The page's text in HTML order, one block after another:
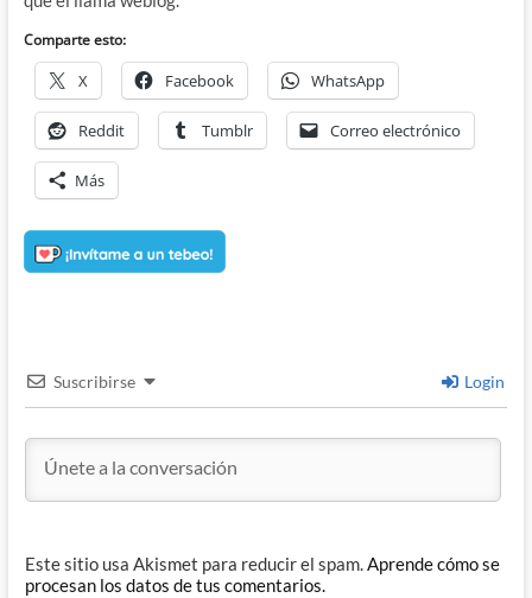
Comparte esto:
X Facebook WhatsApp
Reddit Tumblr Correo electrónico
Más
Suscribirse Login
Este sitio usa Akismet para reducir el spam.Aprende cómo se
procesan los datos de tus comentarios.